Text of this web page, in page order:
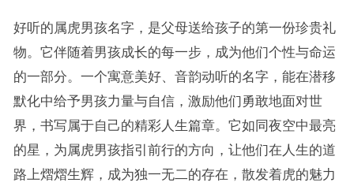
好听的属虎男孩名字，是父母送给孩子的第一份珍贵礼
物。它伴随着男孩成长的每一步，成为他们个性与命运
的一部分。一个寓意美好、音韵动听的名字，能在潜移
默化中给予男孩力量与自信，激励他们勇敢地面对世
界，书写属于自己的精彩人生篇章。它如同夜空中最亮
的星，为属虎男孩指引前行的方向，让他们在人生的道
路上熠熠生辉，成为独一无二的存在，散发着虎的魅力